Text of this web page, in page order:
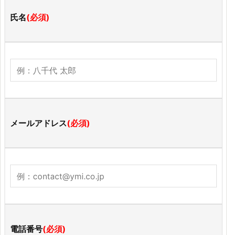
氏名(必須)
メールアドレス(必須)
電話番号(必須)